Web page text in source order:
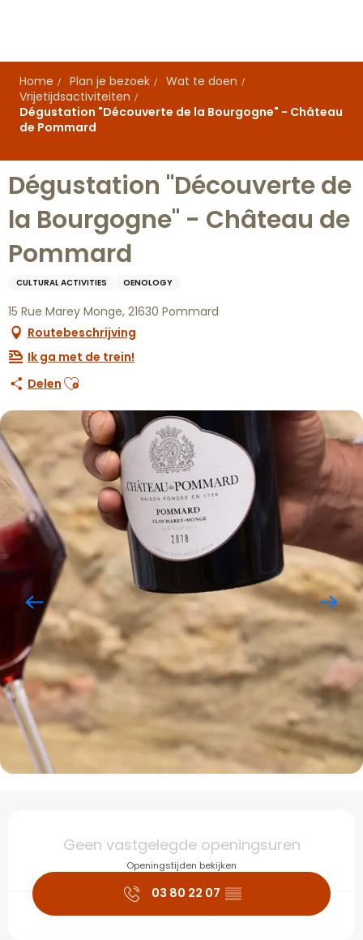
principal
Home
Plan je bezoek
Wat te doen
Vrijetijdsactiviteiten
Dégustation "Découverte de la Bourgogne" - Château
de Pommard
Dégustation "Découverte de
la Bourgogne" - Château de
Pommard
CULTURAL ACTIVITIES OENOLOGY
15 Rue Marey Monge, 21630 Pommard
Routebeschrijving
Ik ga met de trein!
Delen Ajouter aux favoris
Openingstijden en
Geen vastgelegde openingsuren
Openingstijden bekijken
03 80 22 07 ▒▒